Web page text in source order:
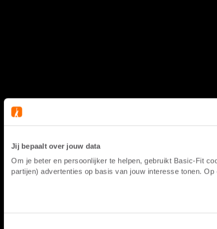
Jij bepaalt over jouw data
Om je beter en persoonlijker te helpen, gebruikt Basic-Fit
partijen) advertenties op basis van jouw interesse tonen.